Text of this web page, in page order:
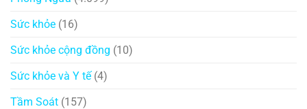
Sức khỏe (16)
Sức khỏe cộng đồng (10)
Sức khỏe và Y tế(4)
Tầm Soát (157)